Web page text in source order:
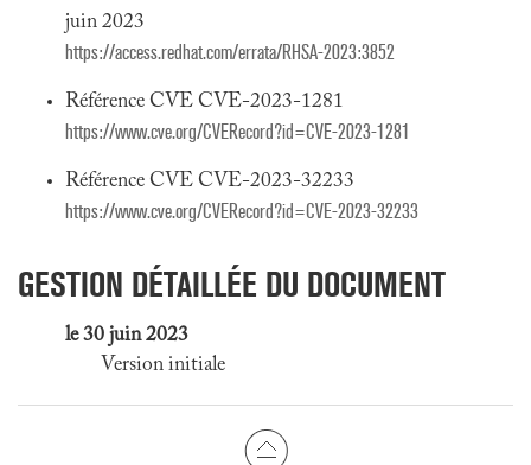
juin 2023
https://access.redhat.com/errata/RHSA-2023:3852
Référence CVE CVE-2023-1281
https://www.cve.org/CVERecord?id=CVE-2023-1281
Référence CVE CVE-2023-32233
https://www.cve.org/CVERecord?id=CVE-2023-32233
GESTION DÉTAILLÉE DU DOCUMENT
le 30 juin 2023
Version initiale